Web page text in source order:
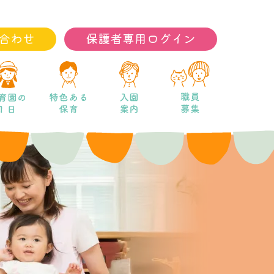
わせ 保護者専用ログイン